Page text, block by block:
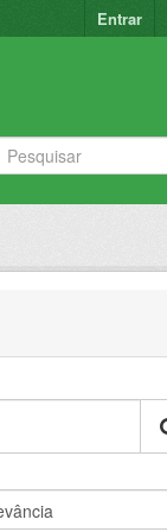
Entrar